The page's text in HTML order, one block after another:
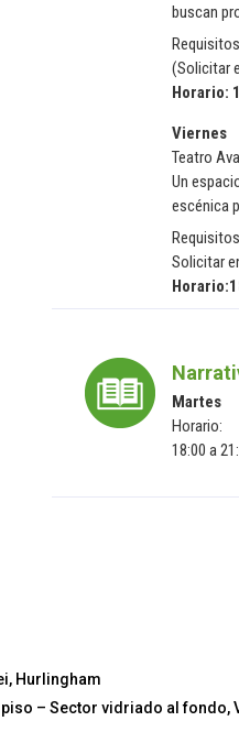
buscan
(Solicitar
Horario:
Viernes
Teatro
Un
escénica
Solicitar
Martes
Horario:
18:00 a
Hurlingham
– Sector vidriado al fondo,